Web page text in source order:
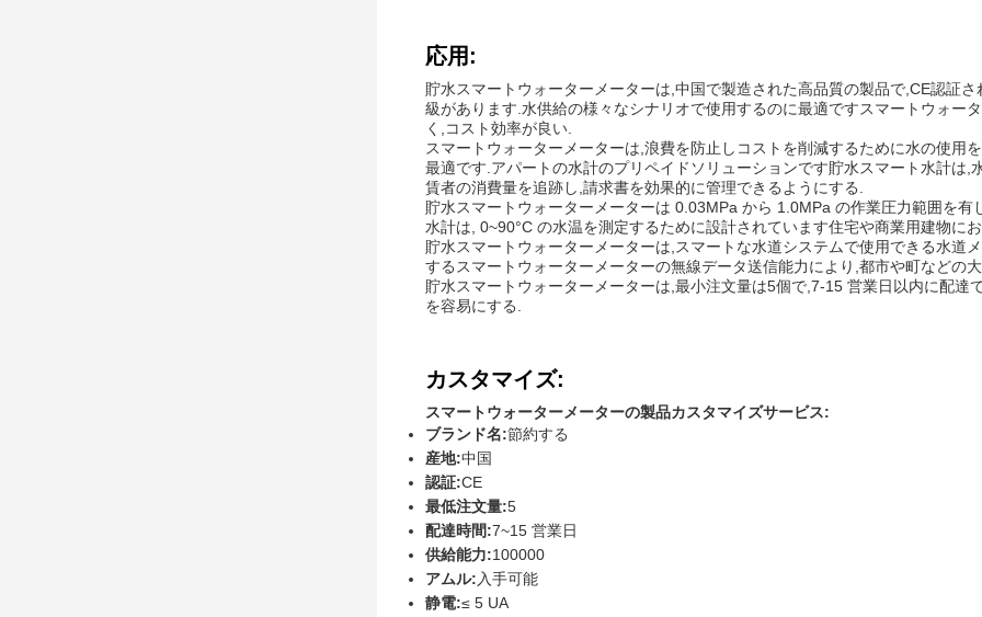
応用:
貯水スマートウォーターメーターは,中国で製造された高品質の製品で,CE認証
級があります.水供給の様々なシナリオで使用するのに最適ですスマートウォー
く,コスト効率が良い.
スマートウォーターメーターは,浪費を防止しコストを削減するために水の使用
最適です.アパートの水計のプリペイドソリューションです貯水スマート水計は
賃者の消費量を追跡し,請求書を効果的に管理できるようにする.
貯水スマートウォーターメーターは 0.03MPa から 1.0MPa の作業圧力範囲を
水計は, 0~90°C の水温を測定するために設計されています住宅や商業用建物に
貯水スマートウォーターメーターは,スマートな水道システムで使用できる水道
するスマートウォーターメーターの無線データ送信能力により,都市や町などの
貯水スマートウォーターメーターは,最小注文量は5個で,7-15 営業日以内に配
を容易にする.
カスタマイズ:
スマートウォーターメーターの製品カスタマイズサービス:
ブランド名:節約する
産地:中国
認証:CE
最低注文量:5
配達時間:7~15 営業日
供給能力:100000
アムル: 入手可能
静電:≤ 5 UA